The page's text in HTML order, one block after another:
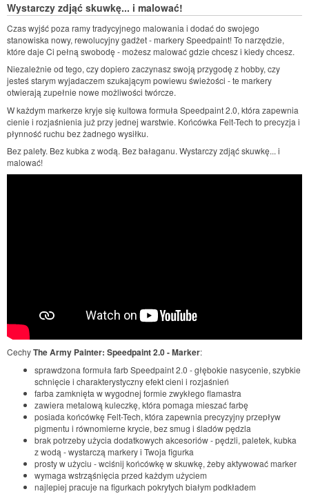
Wystarczy zdjąć skuwkę... i malować!
Czas wyjść poza ramy tradycyjnego malowania i dodać do swojego
stanowiska nowy, rewolucyjny gadżet - markery Speedpaint! To narzędzie,
które daje Ci pełną swobodę - możesz malować gdzie chcesz i kiedy chcesz.
Niezależnie od tego, czy dopiero zaczynasz swoją przygodę z hobby, czy
jesteś starym wyjadaczem szukającym powiewu świeżości - te markery
otwierają zupełnie nowe możliwości twórcze.
W każdym markerze kryje się kultowa formuła Speedpaint 2.0, która zapewnia
cienie i rozjaśnienia już przy jednej warstwie. Końcówka Felt-Tech to precyzja i
płynność ruchu bez żadnego wysiłku.
Bez palety. Bez kubka z wodą. Bez bałaganu. Wystarczy zdjąć skuwkę... i
malować!
CechyThe Army Painter: Speedpaint 2.0 - Marker:
sprawdzona formuła farb Speedpaint 2.0 - głębokie nasycenie, szybkie
schnięcie i charakterystyczny efekt cieni i rozjaśnień
farba zamknięta w wygodnej formie zwykłego flamastra
zawiera metalową kuleczkę, która pomaga mieszać farbę
posiada końcówkę Felt-Tech, która zapewnia precyzyjny przepływ
pigmentu i równomierne krycie, bez smug i śladów pędzla
brak potrzeby użycia dodatkowych akcesoriów - pędzli, paletek, kubka
z wodą - wystarczą markery i Twoja figurka
prosty w użyciu - wciśnij końcówkę w skuwkę, żeby aktywować marker
wymaga wstrząśnięcia przed każdym użyciem
najlepiej pracuje na figurkach pokrytych białym podkładem